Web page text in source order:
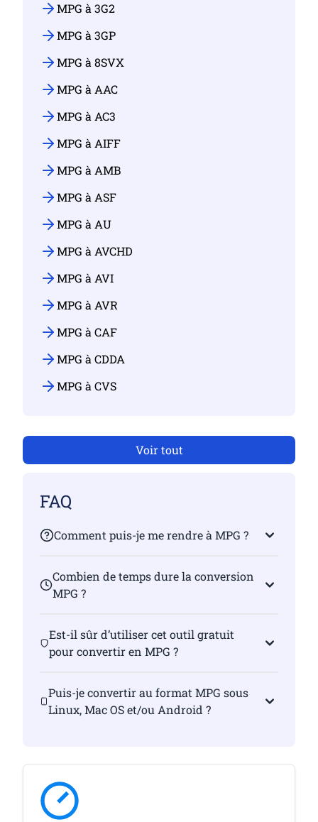
MPG à 3G2
MPG à 3GP
MPG à 8SVX
MPG à AAC
MPG à AC3
MPG à AIFF
MPG à AMB
MPG à ASF
MPG à AU
MPG à AVCHD
MPG à AVI
MPG à AVR
MPG à CAF
MPG à CDDA
MPG à CVS
Voir tout
FAQ
Comment puis-je me rendre à MPG ?
Combien de temps dure la conversion
MPG ?
Est-il sûr d’utiliser cet outil gratuit
pour convertir en MPG ?
Puis-je convertir au format MPG sous
Linux, Mac OS et/ou Android ?